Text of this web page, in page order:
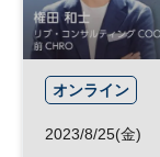
オンライン
2023/8/25(金)